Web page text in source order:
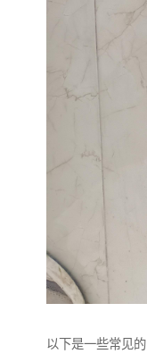
以下是一些常见